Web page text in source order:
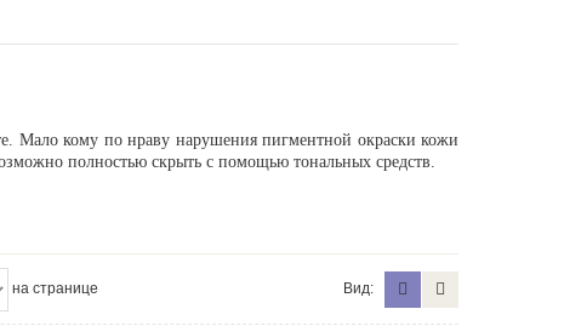
Мало кому по нраву нарушения пигментной окраски кожи
полностью скрыть с помощью тональных средств.
на странице Вид: